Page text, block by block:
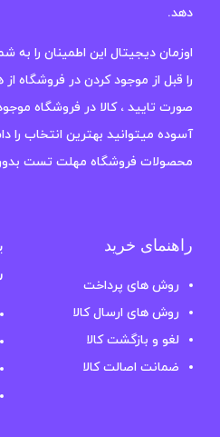
دهد.
اوزمان دیجیتال این اطمینان را
را قبل از موجود کردن در فروشگاه
صورت تایید ، کالا در فروشگاه
آسوده میتوانید بهترین انتخاب را
محصولات فروشگاه مهلت تست
راهنمای خرید
روش های پرداخت
روش های ارسال کالا
لغو و بازگشت کالا
ضمانت اصالت کالا